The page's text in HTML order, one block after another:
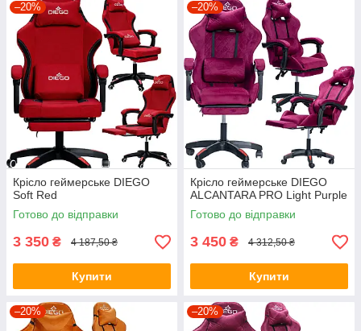
–20%
Крісло геймерське DIEGO
Soft Red
Готово до відправки
3 350 ₴ 4 187,50 ₴
Купити
–20%
Крісло геймерське DIEGO
ALCANTARA PRO Light Purple
Готово до відправки
3 450 ₴ 4 312,50 ₴
Купити
–20% –20%